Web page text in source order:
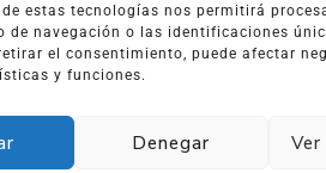
estas tecnologías nos permitirá
de navegación o las identificaciones
el consentimiento, puede afectar
y funciones.
Denegar